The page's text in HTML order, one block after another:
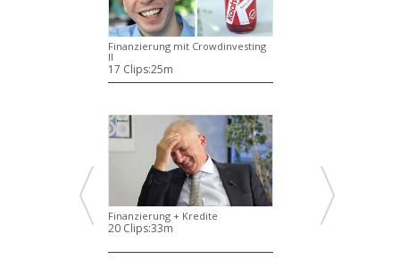
Finanzierung mit Crowdinvesting
II
17 Clips:25m
Finanzierung + Kredite
20 Clips:33m